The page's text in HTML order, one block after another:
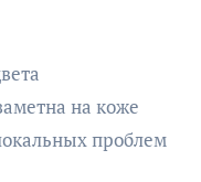
на коже
проблем